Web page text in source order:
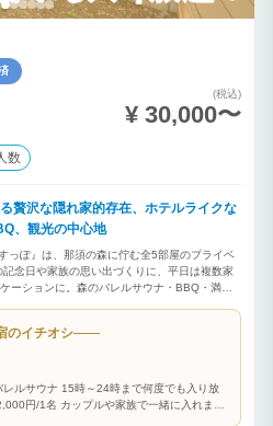
(税込)
¥ 30,000〜
数
贅沢な隠れ家的存在、ホテルライクな
、観光の中心地
っぽ』は、那須の森に佇む全5部屋のプライベ
念日や家族の思い出づくりに、平日は複数家
ーションに。森のバレルサウナ・BBQ・満点
ップルの記念日や誕生日には、森のバレルサウ
の隠れ家だから、お子様がはしゃいでも気兼ね
は紅葉、冬は雪景色——どの季節も那須の自然
グループの合宿拠点に** 気の合う家族同士の
研修・チームビルディングにも。中庭のコンテ
のイチオシ
ルサウナ 15時～24時まで何度でも入り放
円/1名 カップルや家族で一緒に入れま